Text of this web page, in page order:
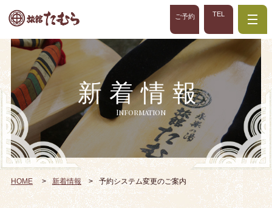
ご予約 TEL
新着情報
Information
HOME 新着情報 予約システム変更のご案内